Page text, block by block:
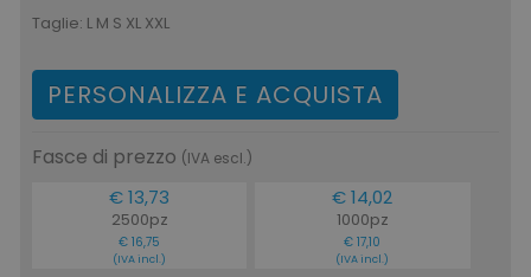
Taglie: L M S XL XXL
PERSONALIZZA E ACQUISTA
Fasce di prezzo (IVA escl.)
€ 13,73
2500pz
€ 16,75
(IVA incl.)
€ 14,02
1000pz
€ 17,10
(IVA incl.)